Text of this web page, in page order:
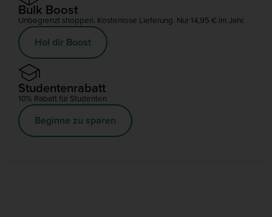
Bulk Boost
Unbegrenzt shoppen. Kostenlose Lieferung. Nur 14,95 € im Jahr.
Hol dir Boost
Studentenrabatt
10% Rabatt für Studenten
Beginne zu sparen